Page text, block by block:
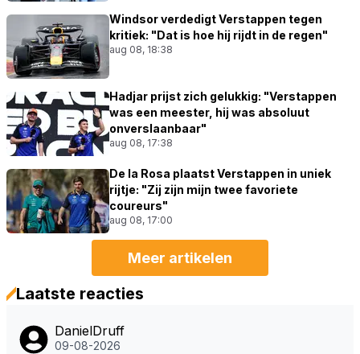
Windsor verdedigt Verstappen tegen
kritiek: "Dat is hoe hij rijdt in de regen"
aug 08, 18:38
Hadjar prijst zich gelukkig: "Verstappen
was een meester, hij was absoluut
onverslaanbaar"
aug 08, 17:38
De la Rosa plaatst Verstappen in uniek
rijtje: "Zij zijn mijn twee favoriete
coureurs"
aug 08, 17:00
Meer artikelen
Laatste reacties
DanielDruff
09-08-2026